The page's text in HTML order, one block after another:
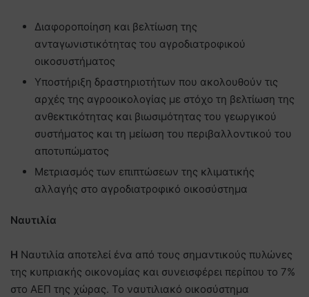
Διαφοροποίηση και βελτίωση της
ανταγωνιστικότητας του αγροδιατροφικού
οικοσυστήματος
Υποστήριξη δραστηριοτήτων που ακολουθούν τις
αρχές της αγροοικολογίας με στόχο τη βελτίωση της
ανθεκτικότητας και βιωσιμότητας του γεωργικού
συστήματος και τη μείωση του περιβαλλοντικού του
αποτυπώματος
Μετριασμός των επιπτώσεων της κλιματικής
αλλαγής στο αγροδιατροφικό οικοσύστημα
Ναυτιλία
Η Ναυτιλία αποτελεί ένα από τους σημαντικούς πυλώνες
της κυπριακής οικονομίας και συνεισφέρει περίπου το 7%
στο ΑΕΠ της χώρας. Το ναυτιλιακό οικοσύστημα